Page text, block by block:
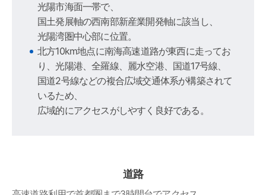
光陽市海面一帯で、
国土発展軸の西南部新産業開発軸に該当し、
光陽湾圏中心部に位置。
北方10km地点に南海高速道路が東西に走ってお
り、光陽港、全羅線、麗水空港、国道17号線、
国道2号線などの複合広域交通体系が構築されて
いるため、
広域的にアクセスがしやすく良好である。
道路